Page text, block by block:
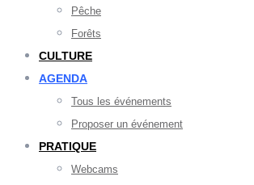
Pêche
Forêts
CULTURE
AGENDA
Tous les événements
Proposer un événement
PRATIQUE
Webcams